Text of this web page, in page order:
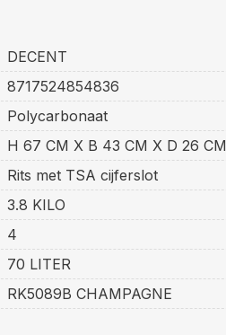
DECENT
8717524854836
Polycarbonaat
H 67 CM X B 43 CM X D 26 CM
Rits met TSA cijferslot
3.8 KILO
4
70 LITER
RK5089B CHAMPAGNE